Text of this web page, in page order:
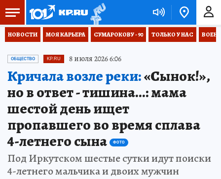
НОВОСТИ МОЯ КАРЬЕРА СУМАРОКОВУ - 90 ТОЛЬКО У НАС
ОБЩЕСТВО KP.RU 8 июля 2026 6:06
Кричала возле реки:«Сынок!»,
но в ответ - тишина...: мама
шестой день ищет
пропавшего во время сплава
4-летнего сына
ФОТО
Под Иркутском шестые сутки идут поиски
4-летнего мальчика и двоих мужчин